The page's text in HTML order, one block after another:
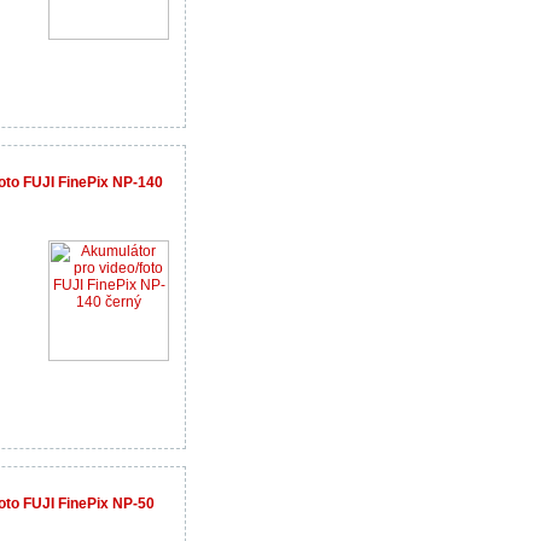
FUJI FinePix NP-140
FUJI FinePix NP-50